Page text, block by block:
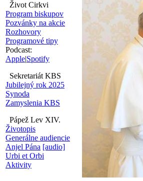
Život Cirkvi
Program biskupov
Pozvánky na akcie
Rozhovory
Programové tipy
Podcast:
Apple|Spotify
Sekretariát KBS
Jubilejný rok 2025
Synoda
Zamyslenia KBS
Pápež Lev XIV.
Životopis
Generálne audiencie
Anjel Pána [audio]
Urbi et Orbi
Aktivity